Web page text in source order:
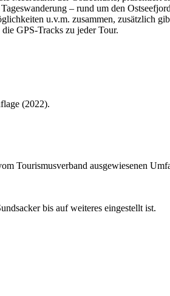
– rund um den
u.v.m. zusammen, zusätzlich
GPS-Tracks zu jeder Tour.
(2022).
Tourismusverband ausgewiesenen
bis auf weiteres eingestellt ist.